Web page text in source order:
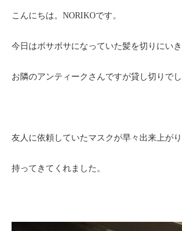
こんにちは。NORIKOです。
今日はボサボサになっていた髪を切りにいき
お隣のアンティークさんですが貸し切りでし
友人に依頼していたマスクが早々出来上がり
持ってきてくれました。